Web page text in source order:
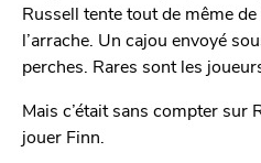
Russell tente tout de même
l’arrache. Un cajou envoyé
perches. Rares sont les
Mais c’était sans compter sur
jouer Finn.